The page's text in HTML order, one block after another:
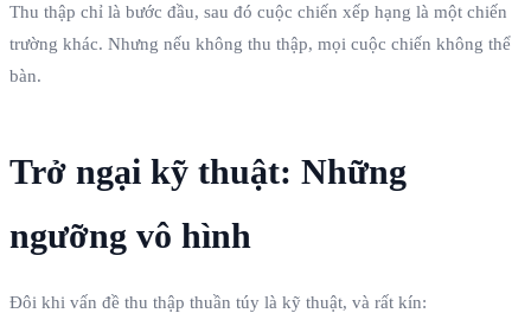
Thu thập chỉ là bước đầu, sau đó cuộc chiến xếp hạng là một chiến
trường khác. Nhưng nếu không thu thập, mọi cuộc chiến không thể
bàn.
Trở ngại kỹ thuật: Những
ngưỡng vô hình
Đôi khi vấn đề thu thập thuần túy là kỹ thuật, và rất kín: